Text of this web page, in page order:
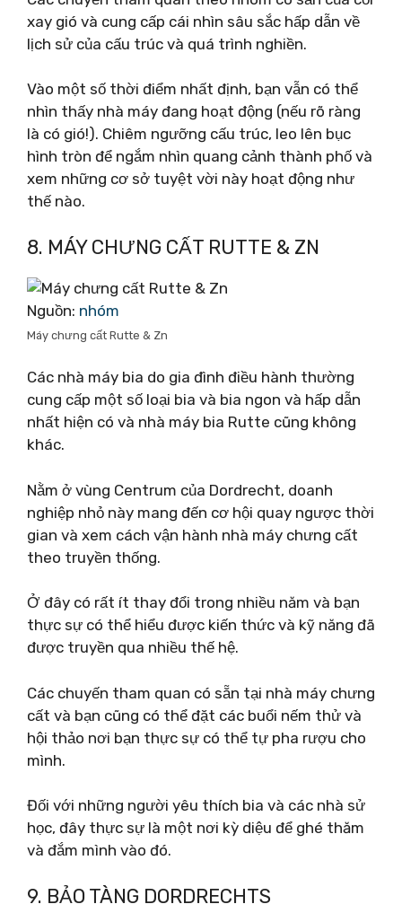
xay gió và cung cấp cái nhìn sâu sắc hấp dẫn về
lịch sử của cấu trúc và quá trình nghiền.
Vào một số thời điểm nhất định, bạn vẫn có thể
nhìn thấy nhà máy đang hoạt động (nếu rõ ràng
là có gió!). Chiêm ngưỡng cấu trúc, leo lên bục
hình tròn để ngắm nhìn quang cảnh thành phố và
xem những cơ sở tuyệt vời này hoạt động như
thế nào.
8. MÁY CHƯNG CẤT RUTTE & ZN
Nguồn: nhóm
Máy chưng cất Rutte & Zn
Các nhà máy bia do gia đình điều hành thường
cung cấp một số loại bia và bia ngon và hấp dẫn
nhất hiện có và nhà máy bia Rutte cũng không
khác.
Nằm ở vùng Centrum của Dordrecht, doanh
nghiệp nhỏ này mang đến cơ hội quay ngược thời
gian và xem cách vận hành nhà máy chưng cất
theo truyền thống.
Ở đây có rất ít thay đổi trong nhiều năm và bạn
thực sự có thể hiểu được kiến ​​thức và kỹ năng đã
được truyền qua nhiều thế hệ.
Các chuyến tham quan có sẵn tại nhà máy chưng
cất và bạn cũng có thể đặt các buổi nếm thử và
hội thảo nơi bạn thực sự có thể tự pha rượu cho
mình.
Đối với những người yêu thích bia và các nhà sử
học, đây thực sự là một nơi kỳ diệu để ghé thăm
và đắm mình vào đó.
9. BẢO TÀNG DORDRECHTS